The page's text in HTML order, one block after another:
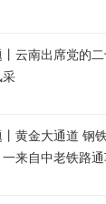
云南出席党的
黄金大通道 钢
一来自中老铁路